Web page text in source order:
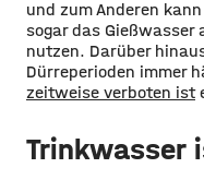
und zum Anderen
sogar das Gießwasser
nutzen. Darüber
Dürreperioden immer
zeitweise verboten ist
Trinkwasser